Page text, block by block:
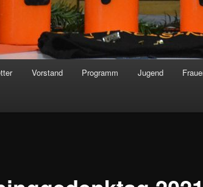
Vorstand Programm Jugend